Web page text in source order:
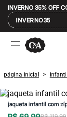
INVERNO 35% OFF
INVERNO35
Ofertas
Compre por
Masculino
Infantil
Calçados
Mindse7
Plus Size
Até 20% off
página inicial > infantil
jaqueta infantil com